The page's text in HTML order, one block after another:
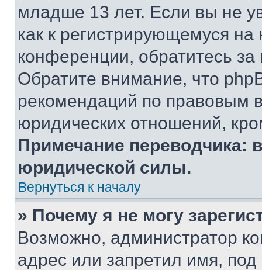
младше 13 лет. Если вы не
как к регистрирующемуся
конференции, обратитесь
Обратите внимание, что
рекомендаций по правовым
юридических отношений,
Примечание переводчика:
юридической силы.
Вернуться к началу
» Почему я не могу
Возможно, администратор
адрес или запретил имя,